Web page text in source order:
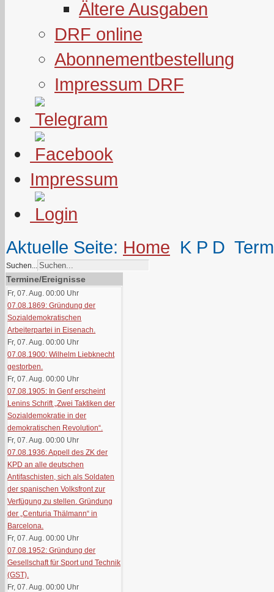
Ältere Ausgaben
DRF online
Abonnementbestellung
Impressum DRF
Impressum
Aktuelle Seite: Home K P D
Suchen...
Termine/Ereignisse
Fr, 07. Aug. 00:00 Uhr
07.08.1869: Gründung der
Sozialdemokratischen
Arbeiterpartei in Eisenach.
Fr, 07. Aug. 00:00 Uhr
07.08.1900: Wilhelm Liebknecht
gestorben.
Fr, 07. Aug. 00:00 Uhr
07.08.1905: In Genf erscheint
Lenins Schrift „Zwei Taktiken der
Sozialdemokratie in der
demokratischen Revolution“.
Fr, 07. Aug. 00:00 Uhr
07.08.1936: Appell des ZK der
KPD an alle deutschen
Antifaschisten, sich als Soldaten
der spanischen Volksfront zur
Verfügung zu stellen. Gründung
der „Centuria Thälmann“ in
Barcelona.
Fr, 07. Aug. 00:00 Uhr
07.08.1952: Gründung der
Gesellschaft für Sport und Technik
(GST).
Fr, 07. Aug. 00:00 Uhr